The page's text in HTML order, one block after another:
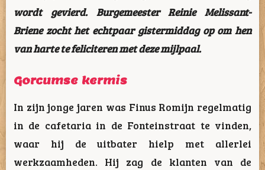
wordt gevierd. Burgemeester Reinie Melissant-
Briene zocht het echtpaar gistermiddag op om hen
van harte te feliciteren met deze mijlpaal.
Gorcumse kermis
In zijn jonge jaren was Finus Romijn regelmatig
in de cafetaria in de Fonteinstraat te vinden,
waar hij de uitbater hielp met allerlei
werkzaamheden. Hij zag de klanten van de